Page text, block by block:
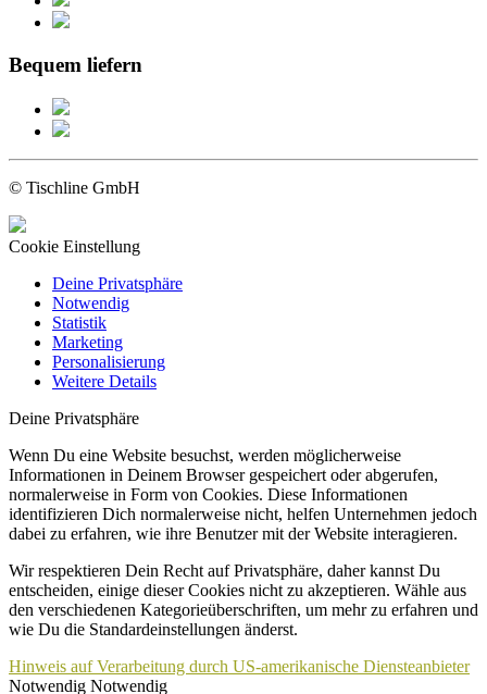
Bequem liefern
© Tischline GmbH
Cookie Einstellung
Deine Privatsphäre
Notwendig
Statistik
Marketing
Personalisierung
Weitere Details
Deine Privatsphäre
Wenn Du eine Website besuchst, werden möglicherweise
Informationen in Deinem Browser gespeichert oder abgerufen,
normalerweise in Form von Cookies. Diese Informationen
identifizieren Dich normalerweise nicht, helfen Unternehmen jedoch
dabei zu erfahren, wie ihre Benutzer mit der Website interagieren.
Wir respektieren Dein Recht auf Privatsphäre, daher kannst Du
entscheiden, einige dieser Cookies nicht zu akzeptieren. Wähle aus
den verschiedenen Kategorieüberschriften, um mehr zu erfahren und
wie Du die Standardeinstellungen änderst.
Hinweis auf Verarbeitung durch US-amerikanische Diensteanbieter
Notwendig Notwendig